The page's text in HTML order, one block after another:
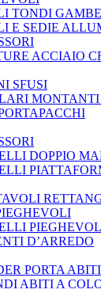
TONDI
E SEDIE
ACCIAIO
SFUSI
MONTANTI
DOPPIO
D’ARREDO
PORTA ABITI
ABITI A